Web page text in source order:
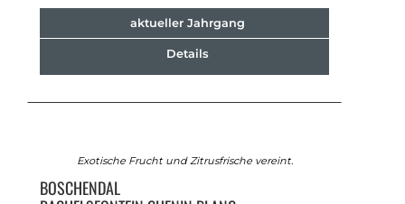
aktueller Jahrgang
Details
Exotische Frucht und Zitrusfrische vereint.
BOSCHENDAL